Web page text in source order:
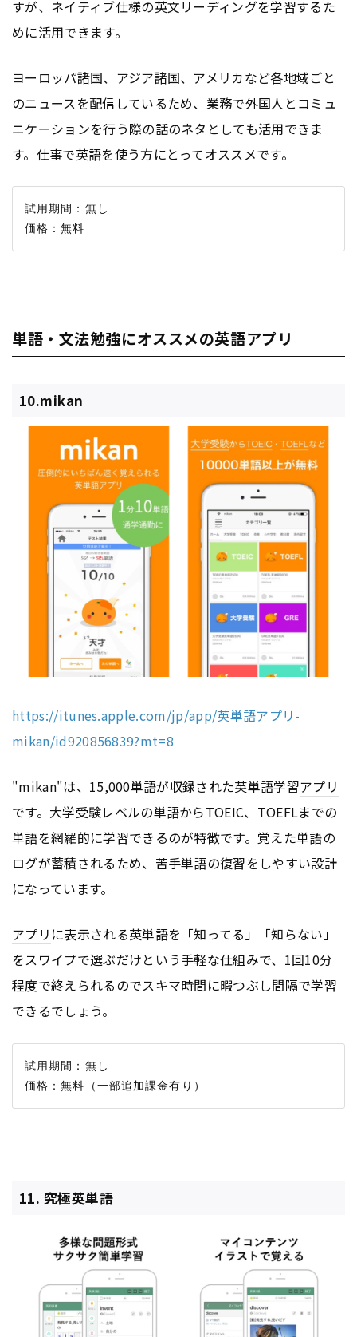
すが、ネイティブ仕様の英文リーディングを学習するた
めに活用できます。
ヨーロッパ諸国、アジア諸国、アメリカなど各地域ごと
のニュースを配信しているため、業務で外国人とコミュ
ニケーションを行う際の話のネタとしても活用できま
す。仕事で英語を使う方にとってオススメです。
試用期間：無し
単語・文法勉強にオススメの英語アプリ
10.mikan
https://itunes.apple.com/jp/app/英単語アプリ-
mikan/id920856839?mt=8
"mikan"は、15,000単語が収録された英単語学習アプリ
です。大学受験レベルの単語からTOEIC、TOEFLまでの
単語を網羅的に学習できるのが特徴です。覚えた単語の
ログが蓄積されるため、苦手単語の復習をしやすい設計
になっています。
アプリ に表示される英単語を「知ってる」「知らない」
をスワイプで選ぶだけという手軽な仕組みで、1回10分
程度で終えられるのでスキマ時間に暇つぶし間隔で学習
できるでしょう。
試用期間：無し
11. 究極英単語